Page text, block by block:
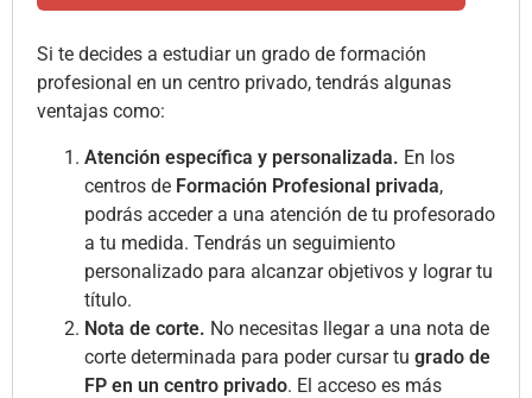
Si te decides a estudiar un grado de formación
profesional en un centro privado, tendrás algunas
ventajas como:
Atención específica y personalizada. En los
centros de Formación Profesional privada,
podrás acceder a una atención de tu profesorado
a tu medida. Tendrás un seguimiento
personalizado para alcanzar objetivos y lograr tu
título.
Nota de corte. No necesitas llegar a una nota de
corte determinada para poder cursar tu grado de
FP en un centro privado. El acceso es más